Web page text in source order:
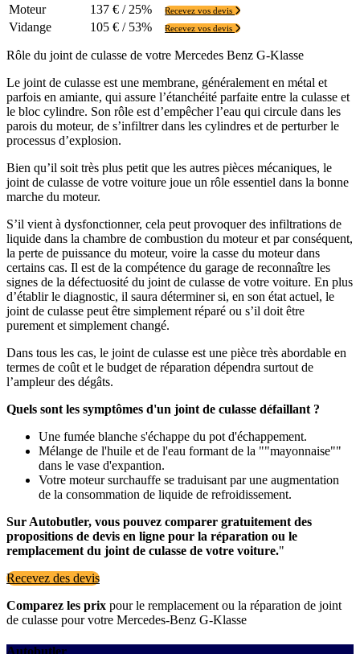
Moteur 137 € / 25% Recevez vos devis
Vidange 105 € / 53% Recevez vos devis
Rôle du joint de culasse de votre Mercedes Benz G-Klasse
Le joint de culasse est une membrane, généralement en métal et
parfois en amiante, qui assure l’étanchéité parfaite entre la culasse et
le bloc cylindre. Son rôle est d’empêcher l’eau qui circule dans les
parois du moteur, de s’infiltrer dans les cylindres et de perturber le
processus d’explosion.
Bien qu’il soit très plus petit que les autres pièces mécaniques, le
joint de culasse de votre voiture joue un rôle essentiel dans la bonne
marche du moteur.
S’il vient à dysfonctionner, cela peut provoquer des infiltrations de
liquide dans la chambre de combustion du moteur et par conséquent,
la perte de puissance du moteur, voire la casse du moteur dans
certains cas. Il est de la compétence du garage de reconnaître les
signes de la défectuosité du joint de culasse de votre voiture. En plus
d’établir le diagnostic, il saura déterminer si, en son état actuel, le
joint de culasse peut être simplement réparé ou s’il doit être
purement et simplement changé.
Dans tous les cas, le joint de culasse est une pièce très abordable en
termes de coût et le budget de réparation dépendra surtout de
l’ampleur des dégâts.
Quels sont les symptômes d'un joint de culasse défaillant ?
Une fumée blanche s'échappe du pot d'échappement.
Mélange de l'huile et de l'eau formant de la ""mayonnaise""
dans le vase d'expantion.
Votre moteur surchauffe se traduisant par une augmentation
de la consommation de liquide de refroidissement.
Sur Autobutler, vous pouvez comparer gratuitement des
propositions de devis en ligne pour la réparation ou le
remplacement du joint de culasse de votre voiture."
Recevez des devis
Comparez les prix pour le remplacement ou la réparation de joint
de culasse pour votre Mercedes-Benz G-Klasse
Autobutler